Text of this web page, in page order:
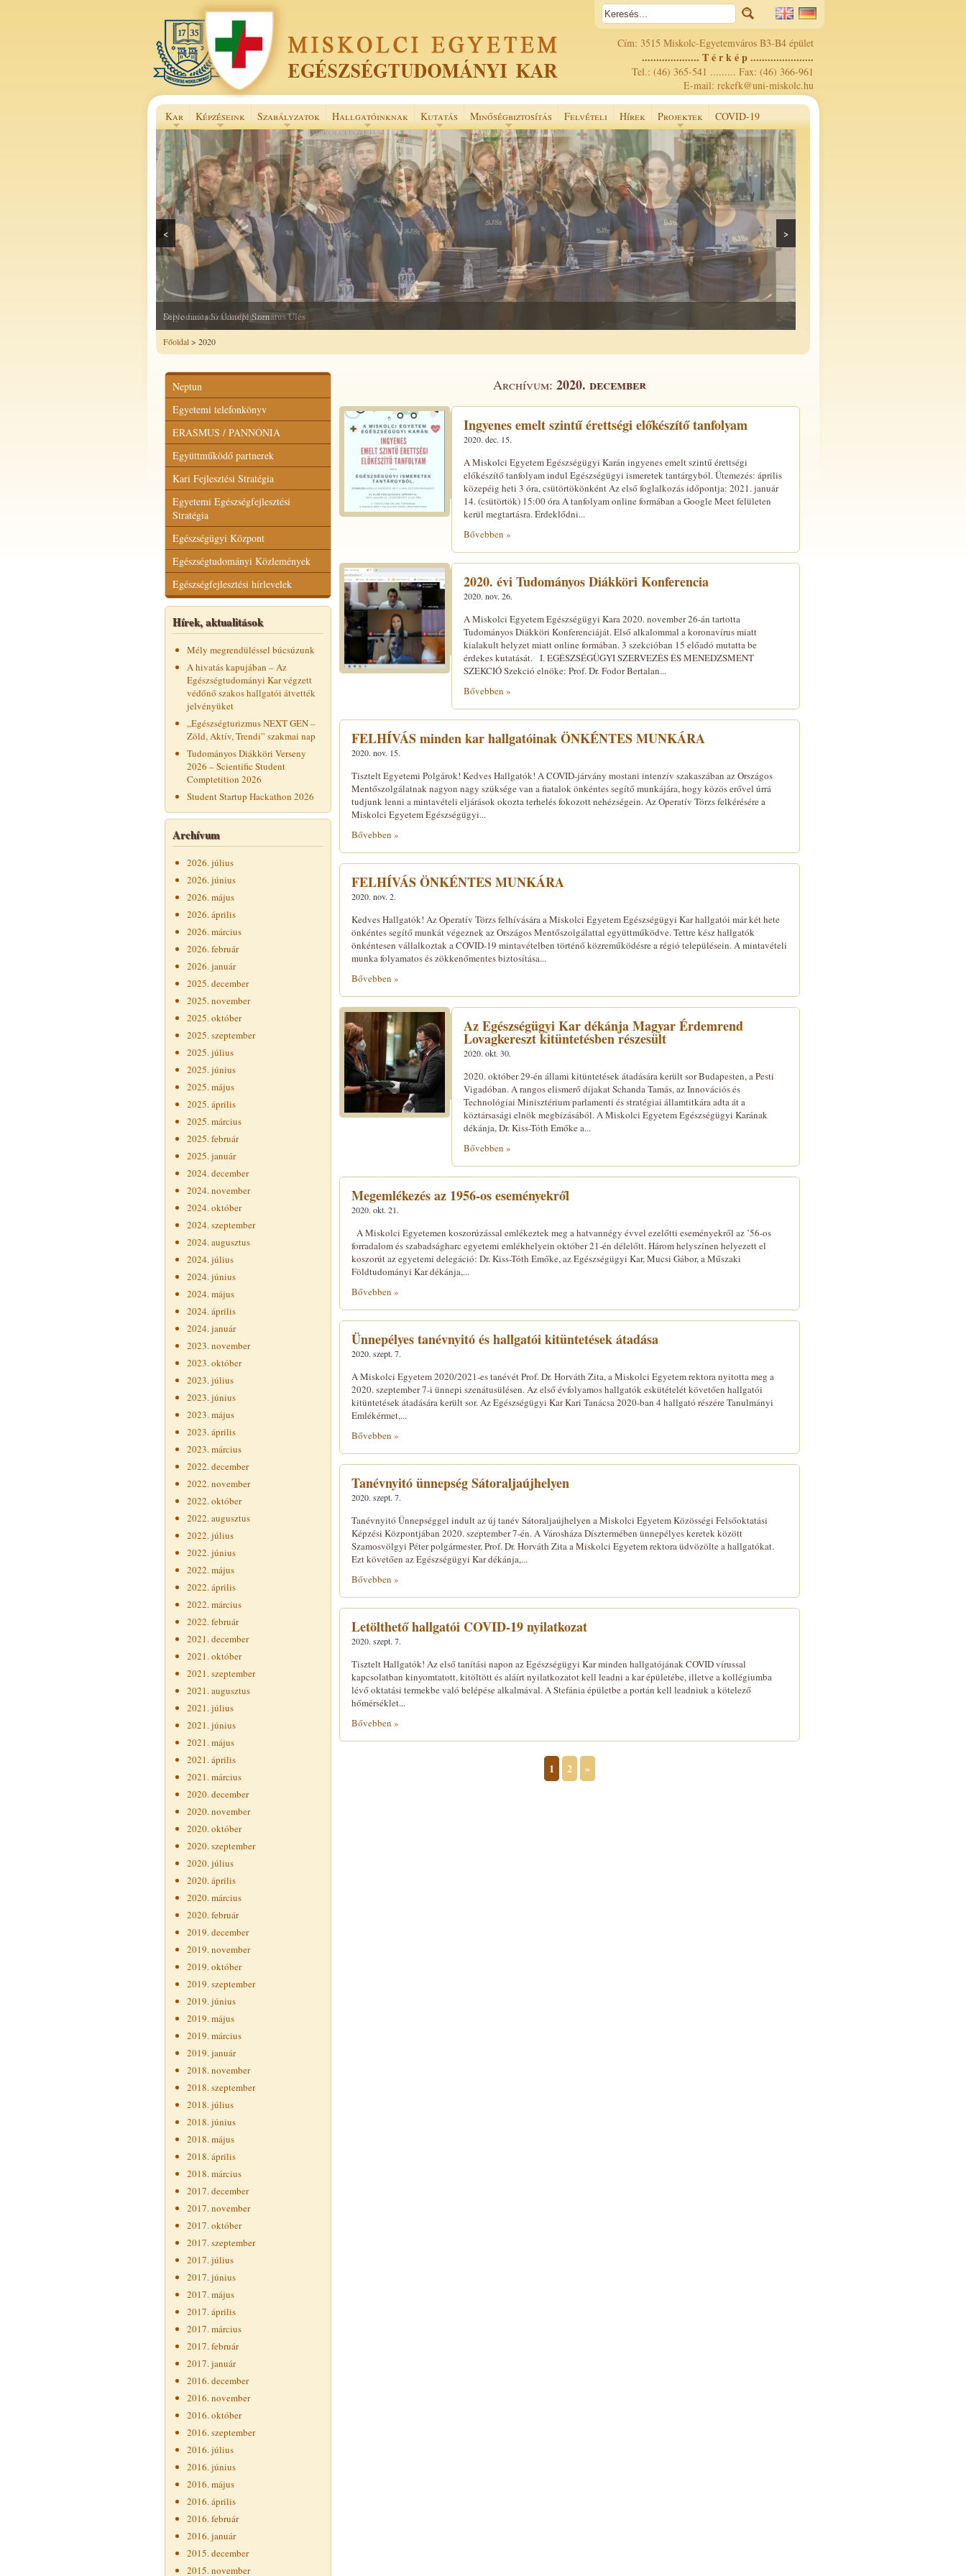
Cím: 3515 Miskolc-Egyetemváros B3-B4 épület
.................... T é r k é p ......................
Tel.: (46) 365-541 ......... Fax: (46) 366-961
E-mail: rekefk@uni-miskolc.hu
Kar Képzéseink Szabályzatok Hallgatóinknak Kutatás Minőségbiztosítás Felvételi Hírek Projektek COVID-19
Selye János Szakkollégium
< >
Főoldal> 2020
Neptun
Egyetemi telefonkönyv
ERASMUS / PANNÓNIA
Együttműködő partnerek
Kari Fejlesztési Stratégia
Egyetemi Egészségfejlesztési
Stratégia
Egészségügyi Központ
Egészségtudományi Közlemények
Egészségfejlesztési hírlevelek
Hírek, aktualitások
Mély megrendüléssel búcsúzunk
A hivatás kapujában – Az
Egészségtudományi Kar végzett
védőnő szakos hallgatói átvették
jelvényüket
„Egészségturizmus NEXT GEN –
Zöld, Aktív, Trendi” szakmai nap
Tudományos Diákköri Verseny
2026 – Scientific Student
Comptetition 2026
Student Startup Hackathon 2026
Archívum
2026. július
2026. június
2026. május
2026. április
2026. március
2026. február
2026. január
2025. december
2025. november
2025. október
2025. szeptember
2025. július
2025. június
2025. május
2025. április
2025. március
2025. február
2025. január
2024. december
2024. november
2024. október
2024. szeptember
2024. augusztus
2024. július
2024. június
2024. május
2024. április
2024. január
2023. november
2023. október
2023. július
2023. június
2023. május
2023. április
2023. március
2022. december
2022. november
2022. október
2022. augusztus
2022. július
2022. június
2022. május
2022. április
2022. március
2022. február
2021. december
2021. október
2021. szeptember
2021. augusztus
2021. július
2021. június
2021. május
2021. április
2021. március
2020. december
2020. november
2020. október
2020. szeptember
2020. július
2020. április
2020. március
2020. február
2019. december
2019. november
2019. október
2019. szeptember
2019. június
2019. május
2019. március
2019. január
2018. november
2018. szeptember
2018. július
2018. június
2018. május
2018. április
2018. március
2017. december
2017. november
2017. október
2017. szeptember
2017. július
2017. június
2017. május
2017. április
2017. március
2017. február
2017. január
2016. december
2016. november
2016. október
2016. szeptember
2016. július
2016. június
2016. május
2016. április
2016. február
2016. január
2015. december
2015. november
Archívum: 2020. december
Ingyenes emelt szintű érettségi előkészítő tanfolyam
2020. dec. 15.
A Miskolci Egyetem Egészségügyi Karán ingyenes emelt szintű érettségi
előkészítő tanfolyam indul Egészségügyi ismeretek tantárgyból. Ütemezés: április
közepéig heti 3 óra, csütörtökönként Az első foglalkozás időpontja: 2021. január
14. (csütörtök) 15:00 óra A tanfolyam online formában a Google Meet felületen
kerül megtartásra. Érdeklődni...
Bővebben »
2020. évi Tudományos Diákköri Konferencia
2020. nov. 26.
A Miskolci Egyetem Egészségügyi Kara 2020. november 26-án tartotta
Tudományos Diákköri Konferenciáját. Első alkalommal a koronavírus miatt
kialakult helyzet miatt online formában. 3 szekcióban 15 előadó mutatta be
érdekes kutatását. I. EGÉSZSÉGÜGYI SZERVEZÉS ÉS MENEDZSMENT
SZEKCIÓ Szekció elnöke: Prof. Dr. Fodor Bertalan...
Bővebben »
FELHÍVÁS minden kar hallgatóinak ÖNKÉNTES MUNKÁRA
2020. nov. 15.
Tisztelt Egyetemi Polgárok! Kedves Hallgatók! A COVID-járvány mostani intenzív szakaszában az Országos
Mentőszolgálatnak nagyon nagy szüksége van a fiatalok önkéntes segítő munkájára, hogy közös erővel úrrá
tudjunk lenni a mintavételi eljárások okozta terhelés fokozott nehézségein. Az Operatív Törzs felkérésére a
Miskolci Egyetem Egészségügyi...
Bővebben »
FELHÍVÁS ÖNKÉNTES MUNKÁRA
2020. nov. 2.
Kedves Hallgatók! Az Operatív Törzs felhívására a Miskolci Egyetem Egészségügyi Kar hallgatói már két hete
önkéntes segítő munkát végeznek az Országos Mentőszolgálattal együttműködve. Tettre kész hallgatók
önkéntesen vállalkoztak a COVID-19 mintavételben történő közreműködésre a régió településein. A mintavételi
munka folyamatos és zökkenőmentes biztosítása...
Bővebben »
Az Egészségügyi Kar dékánja Magyar Érdemrend
Lovagkereszt kitüntetésben részesült
2020. okt. 30.
2020. október 29-én állami kitüntetések átadására került sor Budapesten, a Pesti
Vigadóban. A rangos elismerő díjakat Schanda Tamás, az Innovációs és
Technológiai Minisztérium parlamenti és stratégiai államtitkára adta át a
köztársasági elnök megbízásából. A Miskolci Egyetem Egészségügyi Karának
dékánja, Dr. Kiss-Tóth Emőke a...
Bővebben »
Megemlékezés az 1956-os eseményekről
2020. okt. 21.
A Miskolci Egyetemen koszorúzással emlékeztek meg a hatvannégy évvel ezelőtti eseményekről az ’56-os
forradalom és szabadságharc egyetemi emlékhelyein október 21-én délelőtt. Három helyszínen helyezett el
koszorút az egyetemi delegáció: Dr. Kiss-Tóth Emőke, az Egészségügyi Kar, Mucsi Gábor, a Műszaki
Földtudományi Kar dékánja,...
Bővebben »
Ünnepélyes tanévnyitó és hallgatói kitüntetések átadása
2020. szept. 7.
A Miskolci Egyetem 2020/2021-es tanévét Prof. Dr. Horváth Zita, a Miskolci Egyetem rektora nyitotta meg a
2020. szeptember 7-i ünnepi szenátusülésen. Az első évfolyamos hallgatók eskütételét követően hallgatói
kitüntetések átadására került sor. Az Egészségügyi Kar Kari Tanácsa 2020-ban 4 hallgató részére Tanulmányi
Emlékérmet,...
Bővebben »
Tanévnyitó ünnepség Sátoraljaújhelyen
2020. szept. 7.
Tanévnyitó Ünnepséggel indult az új tanév Sátoraljaújhelyen a Miskolci Egyetem Közösségi Felsőoktatási
Képzési Központjában 2020. szeptember 7-én. A Városháza Dísztermében ünnepélyes keretek között
Szamosvölgyi Péter polgármester, Prof. Dr. Horváth Zita a Miskolci Egyetem rektora üdvözölte a hallgatókat.
Ezt követően az Egészségügyi Kar dékánja,...
Bővebben »
Letölthető hallgatói COVID-19 nyilatkozat
2020. szept. 7.
Tisztelt Hallgatók! Az első tanítási napon az Egészségügyi Kar minden hallgatójának COVID vírussal
kapcsolatban kinyomtatott, kitöltött és aláírt nyilatkozatot kell leadni a kar épületébe, illetve a kollégiumba
lévő oktatási termekbe való belépése alkalmával. A Stefánia épületbe a portán kell leadniuk a kötelező
hőmérséklet...
Bővebben »
1 2 »